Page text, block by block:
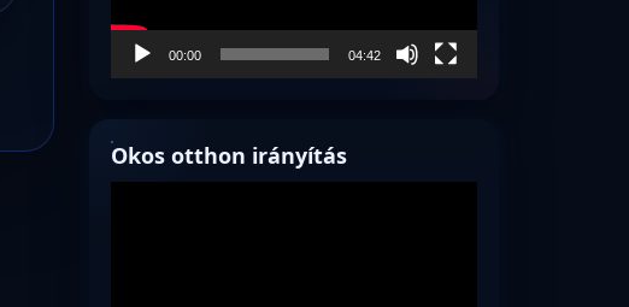
00:00 04:42
Okos otthon irányítás